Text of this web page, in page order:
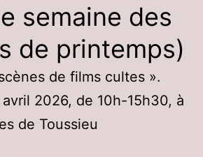
semaine des
de printemps)
de films cultes ».
avril 2026, de 10h-15h30, à
de Toussieu